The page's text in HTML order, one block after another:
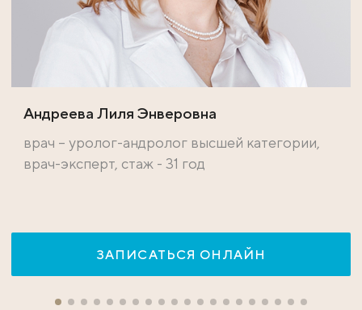
Андреева Лиля Энверовна
врач – уролог-андролог высшей категории,
врач-эксперт, стаж - 31 год
ЗАПИСАТЬСЯ ОНЛАЙН